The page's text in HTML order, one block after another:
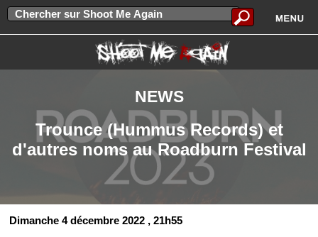
NEWS
Trounce (Hummus Records) et
d'autres noms au Roadburn Festival
Dimanche 4 décembre 2022 , 21h55